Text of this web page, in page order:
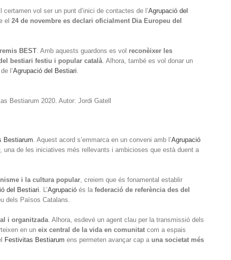
certamen vol ser un punt d’inici de contactes de l’Agrupació del
el 24 de novembre es declari oficialment Dia Europeu del
BEST. Amb aquests guardons es vol reconèixer les
bestiari festiu i popular català. Alhora, també es vol donar un
de l’Agrupació del Bestiari.
Bestiarum 2020. Autor: Jordi Gatell
Bestiarum . Aquest acord s’emmarca en un conveni amb l’Agrupació
, una de les iniciatives més rellevants i ambicioses que està duent a
i la cultura popular , creiem que és fonamental establir
del Bestiari . L’Agrupació és la federació de referència des del
dels Països Catalans.
i organitzada . Alhora, esdevé un agent clau per la transmissió dels
en un eix central de la vida en comunitat com a espais
Festivitas Bestiarum ens permeten avançar cap a una societat més